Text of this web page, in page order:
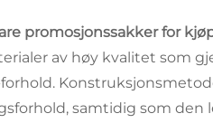
promosjonssakker for
av høy kvalitet som
samtidig som den